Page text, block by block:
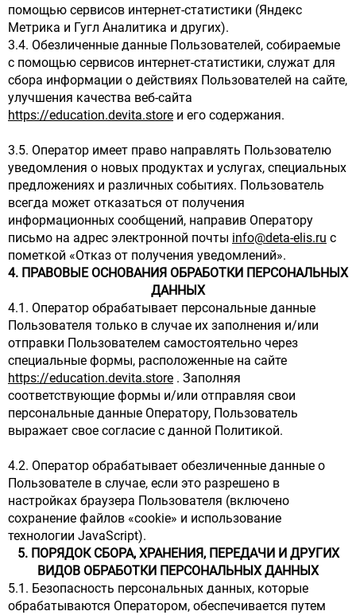
помощью сервисов интернет-статистики (Яндекс
Метрика и Гугл Аналитика и других).
3.4. Обезличенные данные Пользователей, собираемые
с помощью сервисов интернет-статистики, служат для
сбора информации о действиях Пользователей на сайте,
улучшения качества веб-сайта
https://education.devita.store и его содержания.
3.5. Оператор имеет право направлять Пользователю
уведомления о новых продуктах и услугах, специальных
предложениях и различных событиях. Пользователь
всегда может отказаться от получения
информационных сообщений, направив Оператору
письмо на адрес электронной почты info@deta-elis.ru с
пометкой «Отказ от получения уведомлений».
4. ПРАВОВЫЕ ОСНОВАНИЯ ОБРАБОТКИ ПЕРСОНАЛЬНЫХ
ДАННЫХ
4.1. Оператор обрабатывает персональные данные
Пользователя только в случае их заполнения и/или
отправки Пользователем самостоятельно через
специальные формы, расположенные на сайте
https://education.devita.store . Заполняя
соответствующие формы и/или отправляя свои
персональные данные Оператору, Пользователь
выражает свое согласие с данной Политикой.
4.2. Оператор обрабатывает обезличенные данные о
Пользователе в случае, если это разрешено в
настройках браузера Пользователя (включено
сохранение файлов «cookie» и использование
технологии JavaScript).
5. ПОРЯДОК СБОРА, ХРАНЕНИЯ, ПЕРЕДАЧИ И ДРУГИХ
ВИДОВ ОБРАБОТКИ ПЕРСОНАЛЬНЫХ ДАННЫХ
5.1. Безопасность персональных данных, которые
обрабатываются Оператором, обеспечивается путем